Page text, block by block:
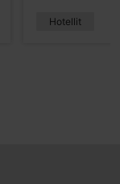
Hotellit